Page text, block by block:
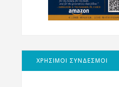
ΧΡΗΣΙΜΟΙ ΣΥΝΔΕΣΜΟΙ